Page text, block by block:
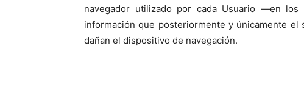
navegador utilizado por cada Usuario —en
información que posteriormente y únicamente el
dañan el dispositivo de navegación.